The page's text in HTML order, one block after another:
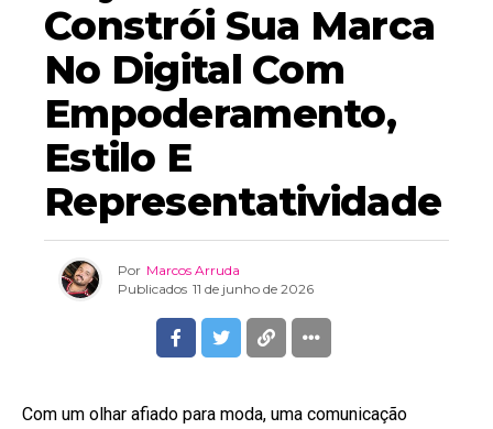
Constrói Sua Marca
No Digital Com
Empoderamento,
Estilo E
Representatividade
Por Marcos Arruda
Publicados 11 de junho de 2026
Com um olhar afiado para moda, uma comunicação